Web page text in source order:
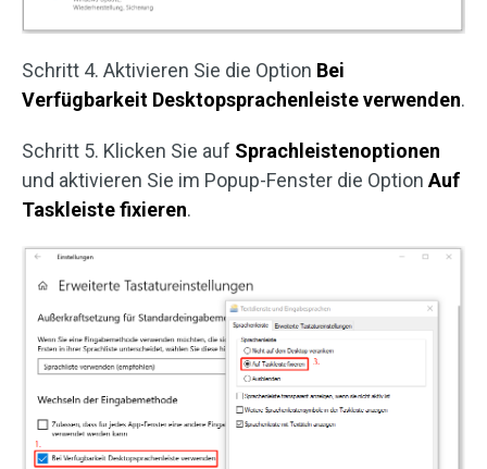
Schritt 4. Aktivieren Sie die Option Bei
Verfügbarkeit Desktopsprachenleiste verwenden.
Schritt 5. Klicken Sie auf Sprachleistenoptionen
und aktivieren Sie im Popup-Fenster die Option Auf
Taskleiste fixieren.